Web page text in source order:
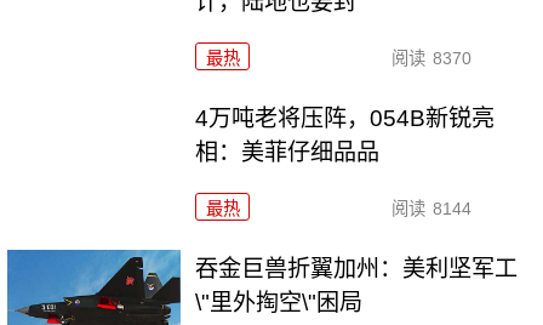
最热 阅读 8370
4万吨老将压阵，054B新锐亮
相：美菲仔细品品
最热 阅读 8144
吞金巨兽折翼加州：美利坚军工
\"里外掏空\"困局